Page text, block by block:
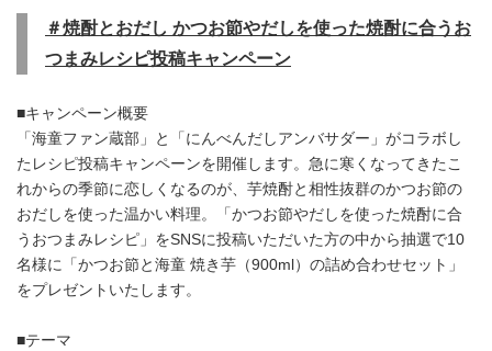
＃焼酎とおだし かつお節やだしを使った焼酎に合うお
つまみレシピ投稿キャンペーン
■キャンペーン概要
「海童ファン蔵部」と「にんべんだしアンバサダー」がコラボし
たレシピ投稿キャンペーンを開催します。急に寒くなってきたこ
れからの季節に恋しくなるのが、芋焼酎と相性抜群のかつお節の
おだしを使った温かい料理。「かつお節やだしを使った焼酎に合
うおつまみレシピ」をSNSに投稿いただいた方の中から抽選で10
名様に「かつお節と海童 焼き芋（900ml）の詰め合わせセット」
をプレゼントいたします。
■テーマ